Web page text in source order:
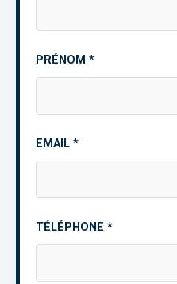
PRÉNOM *
EMAIL *
TÉLÉPHONE *